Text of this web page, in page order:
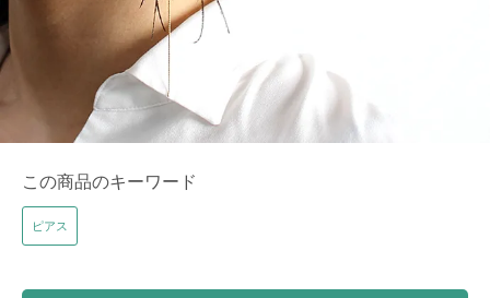
この商品のキーワード
ピアス